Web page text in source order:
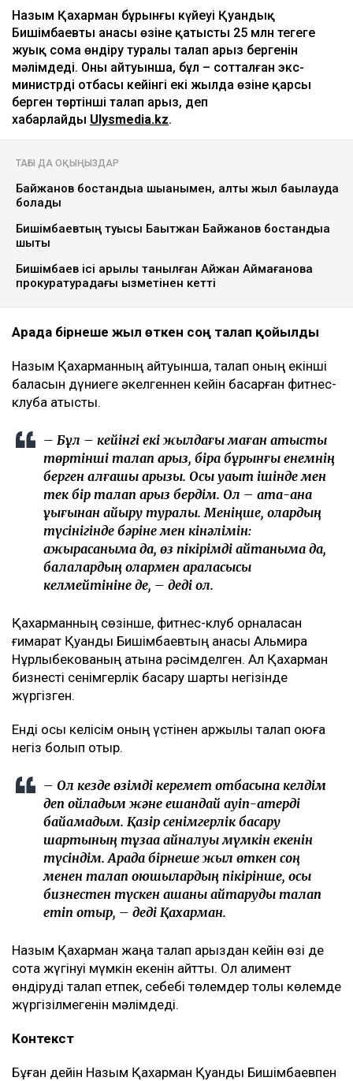
Назым Қахарман бұрынғы күйеуі Қуандық
Бишімбаевтың анасы өзіне қатысты 25 млн теңгеге
жуық сома өндіру туралы талап арыз бергенін
мәлімдеді. Оның айтуынша, бұл – сотталған экс-
министрдің отбасы кейінгі екі жылда өзіне қарсы
берген төртінші талап арыз, деп
хабарлайды Ulysmedia.kz.
ТАҒЫ ДА ОҚЫҢЫЗДАР
Байжанов бостандыққа шыққанымен, алты жыл бақылауда
болады
Бишімбаевтың туысы Бақытжан Байжанов бостандыққа
шықты
Бишімбаев ісі арқылы танылған Айжан Аймағанова
прокуратурадағы қызметінен кетті
Арада бірнеше жыл өткен соң талап қойылды
Назым Қахарманның айтуынша, талап оның екінші
баласын дүниеге әкелгеннен кейін басқарған фитнес-
клубқа қатысты.
– Бұл – кейінгі екі жылдағы маған қатысты
төртінші талап арыз, бірақ бұрынғы енемнің
берген алғашқы арызы. Осы уақыт ішінде мен
тек бір талап арыз бердім. Ол – ата-ана
құқығынан айыру туралы. Меніңше, олардың
түсінігінде бәріне мен кінәлімін:
ажырасқаныма да, өз пікірімді айтқаныма да,
балалардың олармен араласқысы
келмейтініне де, – деді ол.
Қахарманның сөзінше, фитнес-клуб орналасқан
ғимарат Қуандық Бишімбаевтың анасы Альмира
Нұрлыбекованың атына рәсімделген. Ал Қахарман
бизнесті сенімгерлік басқару шарты негізінде
жүргізген.
Енді осы келісім оның үстінен қаржылық талап қоюға
негіз болып отыр.
– Ол кезде өзімді керемет отбасына келдім
деп ойладым және ешқандай қауіп-қатерді
байқамадым. Қазір сенімгерлік басқару
шартының тұзаққа айналуы мүмкін екенін
түсіндім. Арада бірнеше жыл өткен соң
менен талап қоюшылардың пікірінше, осы
бизнестен түскен ақшаны қайтаруды талап
етіп отыр, – деді Қахарман.
Назым Қахарман жаңа талап арыздан кейін өзі де
сотқа жүгінуі мүмкін екенін айтты. Ол алимент
өндіруді талап етпек, себебі төлемдер толық көлемде
жүргізілмегенін мәлімдеді.
Контекст
Бұған дейін Назым Қахарман Қуандық Бишімбаевпен